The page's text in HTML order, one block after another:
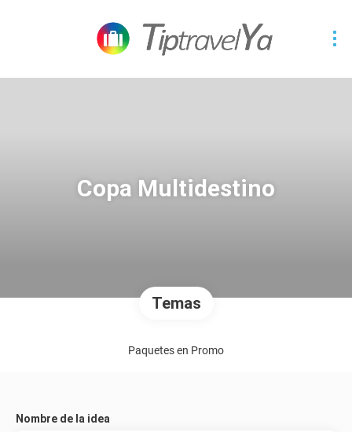
Copa Multidestino
Temas
Paquetes en Promo
Nombre de la idea